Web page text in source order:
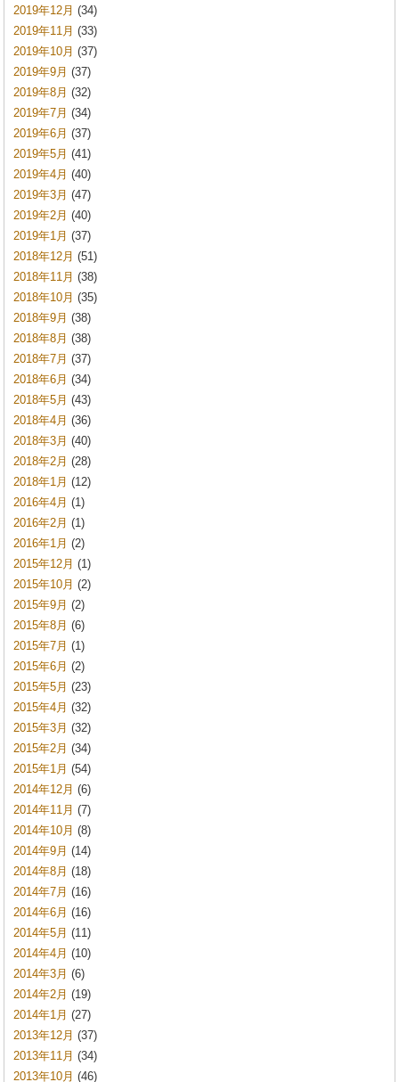
2019年12月 (34)
2019年11月 (33)
2019年10月 (37)
2019年9月 (37)
2019年8月 (32)
2019年7月 (34)
2019年6月 (37)
2019年5月 (41)
2019年4月 (40)
2019年3月 (47)
2019年2月 (40)
2019年1月 (37)
2018年12月 (51)
2018年11月 (38)
2018年10月 (35)
2018年9月 (38)
2018年8月 (38)
2018年7月 (37)
2018年6月 (34)
2018年5月 (43)
2018年4月 (36)
2018年3月 (40)
2018年2月 (28)
2018年1月 (12)
2016年4月 (1)
2016年2月 (1)
2016年1月 (2)
2015年12月 (1)
2015年10月 (2)
2015年9月 (2)
2015年8月 (6)
2015年7月 (1)
2015年6月 (2)
2015年5月 (23)
2015年4月 (32)
2015年3月 (32)
2015年2月 (34)
2015年1月 (54)
2014年12月 (6)
2014年11月 (7)
2014年10月 (8)
2014年9月 (14)
2014年8月 (18)
2014年7月 (16)
2014年6月 (16)
2014年5月 (11)
2014年4月 (10)
2014年3月 (6)
2014年2月 (19)
2014年1月 (27)
2013年12月 (37)
2013年11月 (34)
2013年10月 (46)